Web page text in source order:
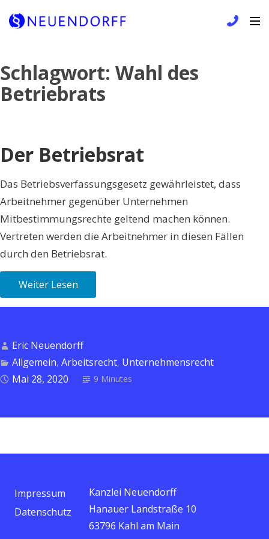
to
content
Schlagwort: Wahl des
Betriebrats
Der Betriebsrat
Das Betriebsverfassungsgesetz gewährleistet, dass
Arbeitnehmer gegenüber Unternehmen
Mitbestimmungsrechte geltend machen können.
Vertreten werden die Arbeitnehmer in diesen Fällen
durch den Betriebsrat.
Weiter Lesen
Eric Neuendorff
Allgemein, Arbeitsrecht, Unternehmensrecht
Mai 28, 2020
9 Minutes
Impressum
Datenschutz
Kanzlei Neuendorff
Hanauer Landstraße 10
63796 Kahl am Main